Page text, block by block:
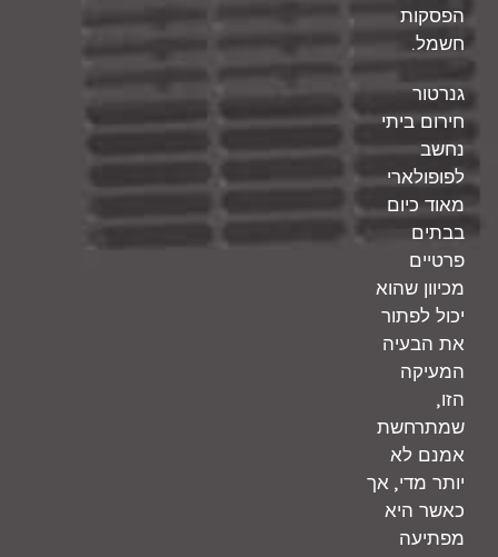
הפסקות
חשמל.
גנרטור
חירום ביתי
נחשב
לפופולארי
מאוד כיום
בבתים
פרטיים
מכיוון שהוא
יכול לפתור
את הבעיה
המעיקה
הזו,
שמתרחשת
אמנם לא
יותר מדי, אך
כאשר היא
מפתיעה